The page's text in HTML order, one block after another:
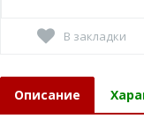
В закладки
Описание